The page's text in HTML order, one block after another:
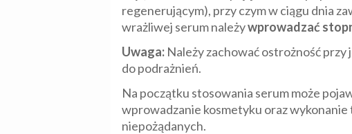
regenerującym), przy czym w ciągu dnia
wrażliwej serum należywprowadzać
Uwaga: Należy zachować ostrożność
do podrażnień.
Na początku stosowania serum może
wprowadzanie kosmetyku oraz wykonanie
niepożądanych.